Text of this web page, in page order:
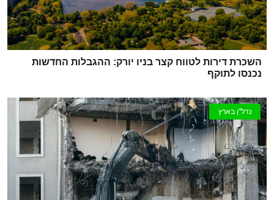
השכרת דירות לטווח קצר בניו יורק: ההגבלות החדשות
נכנסו לתוקף
נדל"ן בארץ